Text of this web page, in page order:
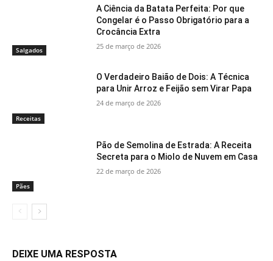
Salgados
A Ciência da Batata Perfeita: Por que
Congelar é o Passo Obrigatório para a
Crocância Extra
25 de março de 2026
Receitas
O Verdadeiro Baião de Dois: A Técnica
para Unir Arroz e Feijão sem Virar Papa
24 de março de 2026
Pães
Pão de Semolina de Estrada: A Receita
Secreta para o Miolo de Nuvem em Casa
22 de março de 2026
DEIXE UMA RESPOSTA